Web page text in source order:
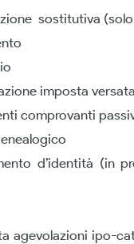
sostitutiva
imposta
comprovanti
d’identità (in
agevolazioni ipo-